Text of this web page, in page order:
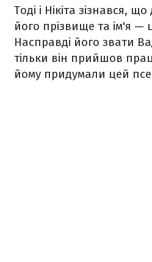
Тоді і Нікіта зізнався,
його прізвище та ім'я —
Насправді його звати
тільки він прийшов
йому придумали цей